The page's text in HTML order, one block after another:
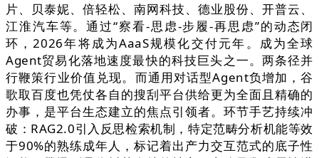
片、贝泰妮、倍轻松、南网科技、德业股份、开普云、
江淮汽车等。通过“察看-思虑-步履-再思虑”的动态闭
环，2026年将成为AaaS规模化交付元年。成为全球
Agent贸易化落地速度最快的科技巨头之一。两条径并
行鞭策行业价值兑现。而通用对话型Agent负增加，谷
歌取百度也凭仗各自的搜刮平台供给更为全面且精确的
办事，是平台生态建立的焦点引领者。环节手艺持续冲
破：RAG2.0引入反思检索机制，特定范畴分析机能等效
于90%的熟练成年人，标记着出产力交互范式的底子性